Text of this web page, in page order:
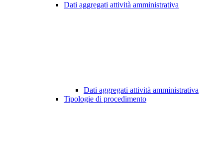
Dati aggregati attività amministrativa
Dati aggregati attività amministrativa
Tipologie di procedimento